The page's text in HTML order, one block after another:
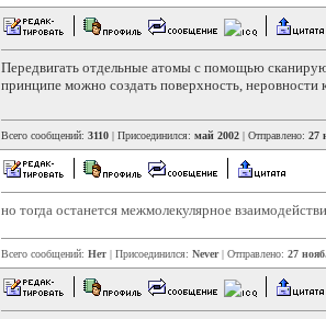
Передвигать отдельные атомы с помощью
принципе можно создать поверхность, неровности
Всего сообщений: 3110 | Присоединился: май 2002 | Отправлено: 27
но тогда останется межмолекулярное
Всего сообщений: Нет | Присоединился: Never| Отправлено: 27